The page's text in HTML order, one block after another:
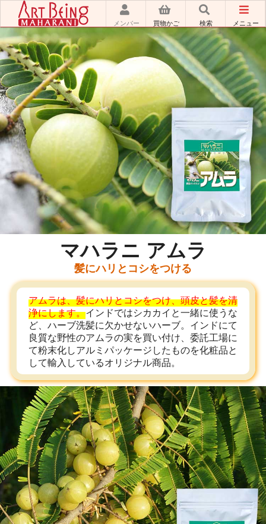
メンバー 買物かご 検索 メニュー
マハラニ アムラ
髪にハリとコシをつける
アムラは、髪にハリとコシをつけ、頭皮と髪を清
浄にします。インドではシカカイと一緒に使うな
ど、ハーブ洗髪に欠かせないハーブ。インドにて
良質な野性のアムラの実を買い付け、委託工場に
て粉末化しアルミパッケージしたものを化粧品と
して輸入しているオリジナル商品。